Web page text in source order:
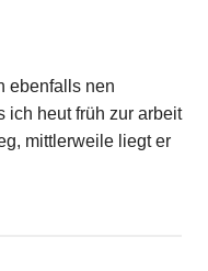
ebenfalls nen
heut früh zur arbeit
mittlerweile liegt er